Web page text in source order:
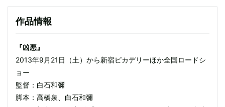
作品情報
『凶悪』
2013年9月21日（土）から新宿ピカデリーほか全国ロードシ
ョー
監督：白石和彌
脚本：高橋泉、白石和彌